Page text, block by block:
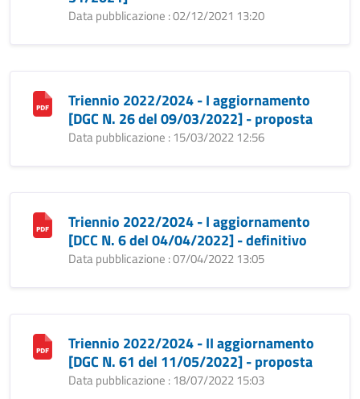
Data pubblicazione : 02/12/2021 13:20
Triennio 2022/2024 - I aggiornamento
[DGC N. 26 del 09/03/2022] - proposta
Data pubblicazione : 15/03/2022 12:56
Triennio 2022/2024 - I aggiornamento
[DCC N. 6 del 04/04/2022] - definitivo
Data pubblicazione : 07/04/2022 13:05
Triennio 2022/2024 - II aggiornamento
[DGC N. 61 del 11/05/2022] - proposta
Data pubblicazione : 18/07/2022 15:03